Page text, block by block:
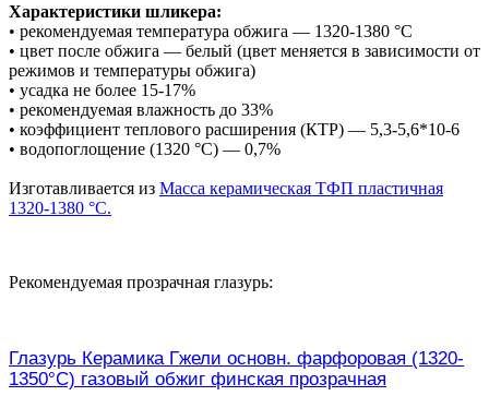
Характеристики шликера:
• рекомендуемая температура обжига — 1320-1380 °С
• цвет после обжига — белый (цвет меняется в зависимости от
режимов и температуры обжига)
• усадка не более 15-17%
• рекомендуемая влажность до 33%
• коэффициент теплового расширения (КТР) — 5,3-5,6*10-6
• водопоглощение (1320 °С) — 0,7%
Изготавливается из Масса керамическая ТФП пластичная
1320-1380 °С.
Рекомендуемая прозрачная глазурь:
Глазурь Керамика Гжели основн. фарфоровая (1320-
1350°С) газовый обжиг финская прозрачная